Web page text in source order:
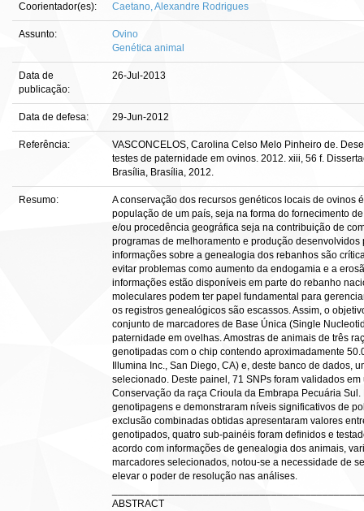
Coorientador(es): Caetano, Alexandre Rodrigues
Assunto:
Ovino
Genética animal
Data de
publicação:
26-Jul-2013
Data de defesa: 29-Jun-2012
Referência:
VASCONCELOS, Carolina Celso Melo Pinheiro de.
testes de paternidade em ovinos. 2012. xiii, 56 f.
Brasília, Brasília, 2012.
Resumo:
A conservação dos recursos genéticos locais de ovinos
população de um país, seja na forma do fornecimento
e/ou procedência geográfica seja na contribuição de
programas de melhoramento e produção
informações sobre a genealogia dos rebanhos são
evitar problemas como aumento da endogamia e a
informações estão disponíveis em parte do rebanho
moleculares podem ter papel fundamental para
os registros genealógicos são escassos. Assim, o
conjunto de marcadores de Base Única (Single
paternidade em ovelhas. Amostras de animais de três
genotipadas com o chip contendo aproximadamente
Illumina Inc., San Diego, CA) e, deste banco de
selecionado. Deste painel, 71 SNPs foram validados
Conservação da raça Crioula da Embrapa Pecuária
genotipagens e demonstraram níveis significativos de
exclusão combinadas obtidas apresentaram valores
genotipados, quatro sub-painéis foram definidos e
acordo com informações de genealogia dos animais,
marcadores selecionados, notou-se a necessidade de
elevar o poder de resolução nas análises.
ABSTRACT